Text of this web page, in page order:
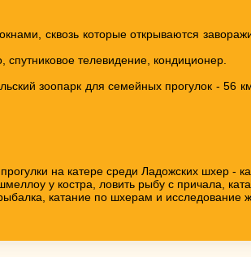
сквозь которые открываются
телевидение, кондиционер.
зоопарк для семейных прогулок -
на катере среди Ладожских шхер -
у костра, ловить рыбу с причала,
катание по шхерам и исследование